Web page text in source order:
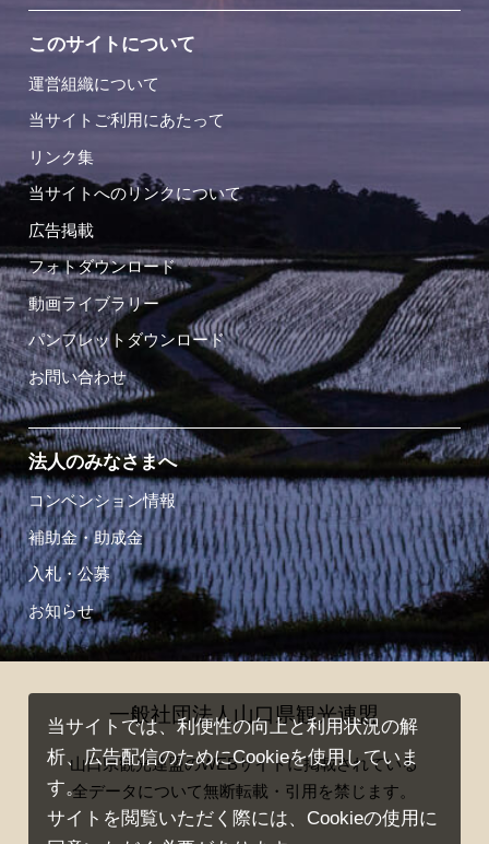
このサイトについて
運営組織について
当サイトご利用にあたって
リンク集
当サイトへのリンクについて
広告掲載
フォトダウンロード
動画ライブラリー
パンフレットダウンロード
お問い合わせ
法人のみなさまへ
コンベンション情報
補助金・助成金
入札・公募
お知らせ
一般社団法人山口県観光連盟
山口県観光連盟のWEBサイトに掲載されている
全データについて無断転載・引用を禁じます。
当サイトでは、利便性の向上と利用状況の解
析、広告配信のためにCookieを使用していま
す。
サイトを閲覧いただく際には、Cookieの使用に